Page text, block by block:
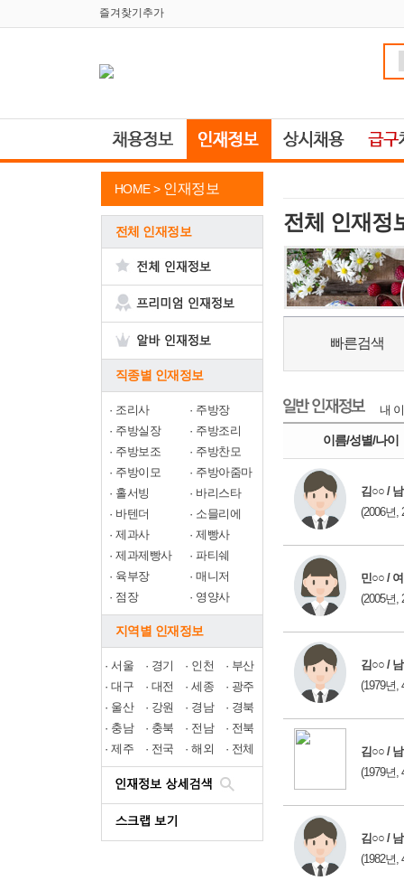
즐겨찾기추가
HOME > 인재정보
전체 인재정보
직종별 인재정보
· 조리사 · 주방장
· 주방실장 · 주방조리
· 주방보조 · 주방찬모
· 주방이모 · 주방아줌마
· 홀서빙 · 바리스타
· 바텐더 · 소믈리에
·제과사 ·제빵사
·제과제빵사 ·파티쉐
· 육부장 ·매니저
· 점장 · 영양사
지역별 인재정보
· 서울 · 경기 · 인천 · 부산
· 대구 · 대전 · 세종 · 광주
· 울산 · 강원 · 경남 · 경북
· 충남 · 충북 · 전남 · 전북
· 제주 · 전국 · 해외 · 전체
전체 인재정
빠른검색
내
이름/성별/나이
김○○ / 남
(2006년,
민○○ / 여
(2005년,
김○○ / 남
(1979년,
김○○ / 남
(1979년,
김○○ / 남
(1982년,